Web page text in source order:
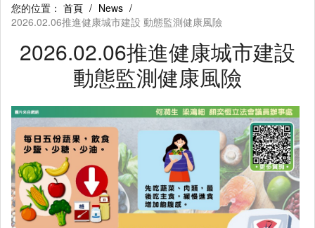
您的位置： 首頁 / News /
2026.02.06推進健康城市建設 動態監測健康風險
2026.02.06推進健康城市建設
動態監測健康風險